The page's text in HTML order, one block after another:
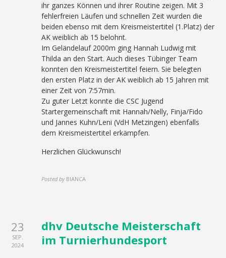
ihr ganzes Können und ihrer Routine zeigen. Mit 3
fehlerfreien Läufen und schnellen Zeit wurden die
beiden ebenso mit dem Kreismeistertitel (1.Platz) der
AK weiblich ab 15 belohnt.
Im Geländelauf 2000m ging Hannah Ludwig mit
Thilda an den Start. Auch dieses Tübinger Team
konnten den Kreismeistertitel feiern. Sie belegten
den ersten Platz in der AK weiblich ab 15 Jahren mit
einer Zeit von 7:57min.
Zu guter Letzt konnte die CSC Jugend
Startergemeinschaft mit Hannah/Nelly, Finja/Fido
und Jannes Kuhn/Leni (VdH Metzingen) ebenfalls
dem Kreismeistertitel erkämpfen.
Herzlichen Glückwunsch!
Posted by BIANCA
23
SEP.
2024
dhv Deutsche Meisterschaft
im Turnierhundesport